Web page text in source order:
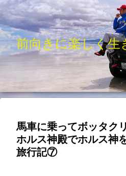
前向きに楽しく生
馬車に乗ってボッタク
ホルス神殿でホルス神
旅行記⑦